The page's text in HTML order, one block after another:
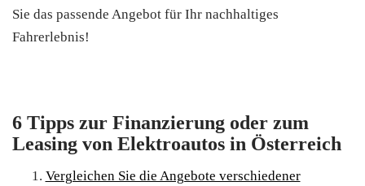
Sie das passende Angebot für Ihr nachhaltiges
Fahrerlebnis!
6 Tipps zur Finanzierung oder zum
Leasing von Elektroautos in Österreich
Vergleichen Sie die Angebote verschiedener